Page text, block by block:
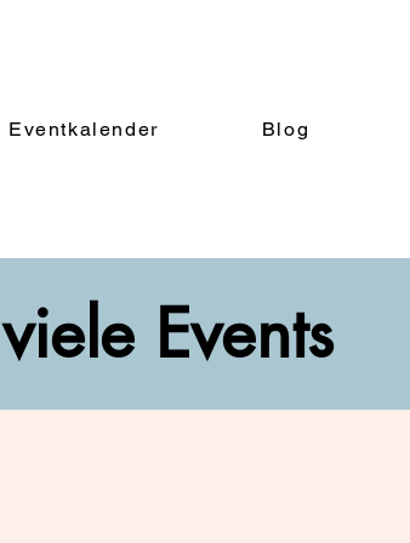
Eventkalender Blog
Events